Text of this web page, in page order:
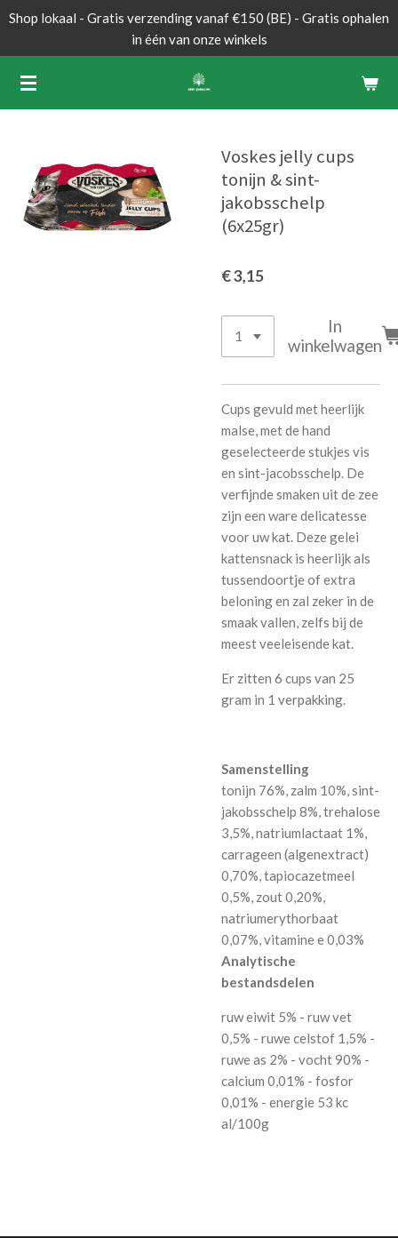
Ga
naar
de
Shop lokaal - Gratis verzending vanaf €150 (BE) - Gratis ophalen
in één van onze winkels
Voskes jelly cups
tonijn & sint-
jakobsschelp
(6x25gr)
€ 3,15
In
winkelwagen
Cups gevuld met heerlijk
malse, met de hand
geselecteerde stukjes vis
en sint-jacobsschelp. De
verfijnde smaken uit de zee
zijn een ware delicatesse
voor uw kat. Deze gelei
kattensnack is heerlijk als
tussendoortje of extra
beloning en zal zeker in de
smaak vallen, zelfs bij de
meest veeleisende kat.
Er zitten 6 cups van 25
gram in 1 verpakking.
Samenstelling
tonijn 76%, zalm 10%, sint-
jakobsschelp 8%, trehalose
3,5%, natriumlactaat 1%,
carrageen (algenextract)
0,70%, tapiocazetmeel
0,5%, zout 0,20%,
natriumerythorbaat
0,07%, vitamine e 0,03%
Analytische
bestandsdelen
ruw eiwit 5% - ruw vet
0,5% - ruwe celstof 1,5% -
ruwe as 2% - vocht 90% -
calcium 0,01% - fosfor
0,01% - energie 53 kc
al/100g